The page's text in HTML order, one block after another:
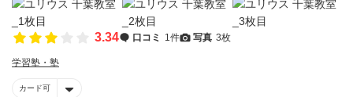
3.34 口コミ 1件 写真 3枚
学習塾・塾
カード可